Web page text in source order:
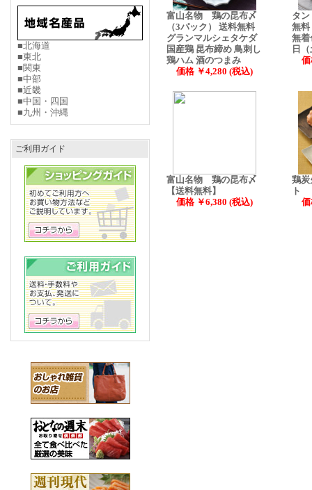
■北海道
■東北
■関東
■中部
■近畿
■中国・四国
■九州・沖縄
ご利用ガイド
富山名物 鶏の昆布〆
（3パック） 送料無料
グランマルシェタケダ
国産鶏 昆布締め 鳥刺し
鶏ハム 酒のつまみ
価格 ￥4,280 (税込)
タ
無料
無着
日
価
富山名物 鶏の昆布〆
【送料無料】
価格 ￥6,380 (税込)
鶏炭
ト
価